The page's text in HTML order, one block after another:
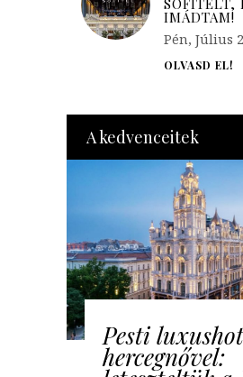
SOFITELT,
IMÁDTAM!
Pén, Július
OLVASD EL!
A kedvenceitek
Pesti
hercegnővel: